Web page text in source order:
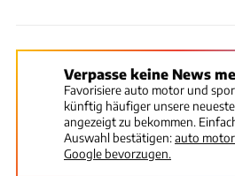
Verpasse keine News
Favorisiere auto motor und
künftig häufiger unsere
angezeigt zu bekommen.
Auswahl bestätigen:auto
Google bevorzugen.